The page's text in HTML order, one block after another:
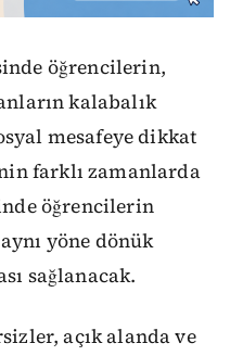
öğrencilerin,
kalabalık
mesafeye dikkat
farklı zamanlarda
öğrencilerin
yöne dönük
sağlanacak.
açık alanda ve